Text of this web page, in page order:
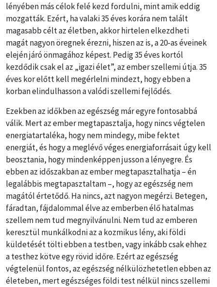
lényében más célok felé kezd fordulni, mint amik eddig
mozgatták. Ezért, ha valaki 35 éves korára nem talált
magasabb célt az életben, akkor hirtelen elkezdheti
magát nagyon öregnek érezni, hiszen az is, a 20-as éveinek
elején járó önmagához képest. Pedig 35 éves kortól
kezdődik csak el az „igazi élet”, az ember szellemi útja. 35
éves kor előtt kell megérlelni mindezt, hogy ebben a
korban elindulhasson a valódi szellemi fejlődés.
Ezekben az időkben az egészség már egyre fontosabbá
válik. Mert az ember megtapasztalja, hogy nincs végtelen
energiatartaléka, hogy nem mindegy, mibe fektet
energiát, és hogy a meglévő véges energiaforrásait úgy kell
beosztania, hogy mindenképpen jusson a lényegre. És
ebben az időszakban az ember megtapasztalhatja – én
legalábbis megtapasztaltam –, hogy az egészség nem
magától értetődő. Ha nincs, azt nagyon megérzi. Betegen,
fáradtan, fájdalommal élve az emberben élő hatalmas
szellem nem tud megnyilvánulni. Nem tud az emberen
keresztül munkálkodni az a kozmikus lény, aki földi
küldetését tölti ebben a testben, vagy inkább csak ehhez
a testhez kötve egy rövid időre. Ezért az egészség
végtelenül fontos, az egészség nélkülözhetetlen ebben az
életeben, mert egészséges földi test nélkül nincs szellemi